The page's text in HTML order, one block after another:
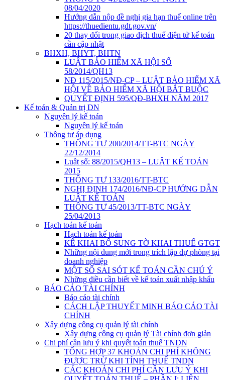
08/04/2020
Hướng dẫn nộp đề nghị gia hạn thuế online trên
https://thuedientu.gdt.gov.vn/
20 thay đổi trong giao dịch thuế điện tử kế toán
cần cập nhật
BHXH, BHYT, BHTN
LUẬT BẢO HIỂM XÃ HỘI SỐ
58/2014/QH13
NĐ 115/2015/NĐ-CP – LUẬT BẢO HIỂM XÃ
HỘI VỀ BẢO HIỂM XÃ HỘI BẮT BUỘC
QUYẾT ĐỊNH 595/QĐ-BHXH NĂM 2017
Kế toán & Quản trị DN
Nguyên lý kế toán
Nguyên lý kế toán
Thông tư áp dụng
THÔNG TƯ 200/2014/TT-BTC NGÀY
22/12/2014
Luật số: 88/2015/QH13 – LUẬT KẾ TOÁN
2015
THÔNG TƯ 133/2016/TT-BTC
NGHỊ ĐỊNH 174/2016/NĐ-CP HƯỚNG DẪN
LUẬT KẾ TOÁN
THÔNG TƯ 45/2013/TT-BTC NGÀY
25/04/2013
Hạch toán kế toán
Hạch toán kế toán
KÊ KHAI BỔ SUNG TỜ KHAI THUẾ GTGT
Những nội dung mới trong trích lập dự phòng tại
doanh nghiệp
MỘT SỐ SAI SÓT KẾ TOÁN CẦN CHÚ Ý
Những điều cần biết về kế toán xuất nhập khẩu
BÁO CÁO TÀI CHÍNH
Báo cáo tài chính
CÁCH LẬP THUYẾT MINH BÁO CÁO TÀI
CHÍNH
Xây dựng công cụ quản lý tài chính
Xây dựng công cụ quản lý Tài chính đơn giản
Chi phí cần lưu ý khi quyết toán thuế TNDN
TỔNG HỢP 37 KHOẢN CHI PHÍ KHÔNG
ĐƯỢC TRỪ KHI TÍNH THUẾ TNDN
CÁC KHOẢN CHI PHÍ CẦN LƯU Ý KHI